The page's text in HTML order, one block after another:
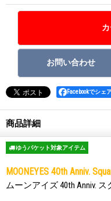
Facebookでシェ
商品詳細
ゆうパケット対象アイテム
MOONEYES 40th Anniv.
ムーンアイズ 40th Anniv.